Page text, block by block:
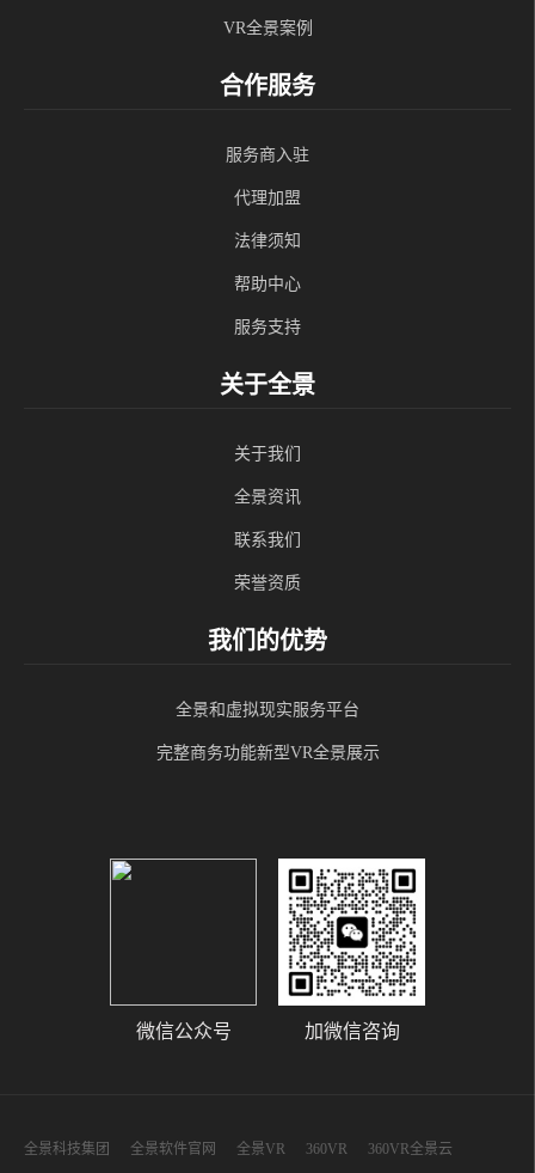
VR全景案例
合作服务
服务商入驻
代理加盟
法律须知
帮助中心
服务支持
关于全景
关于我们
全景资讯
联系我们
荣誉资质
我们的优势
全景和虚拟现实服务平台
完整商务功能新型VR全景展示
微信公众号 加微信咨询
全景科技集团 全景软件官网 全景VR 360VR 360VR全景云